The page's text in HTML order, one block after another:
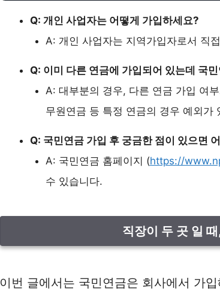
Q: 개인 사업자는 어떻게 가입하세요?
A: 개인 사업자는 지역가입자로서 직
Q: 이미 다른 연금에 가입되어 있는데 국
A: 대부분의 경우, 다른 연금 가입 여
무원연금 등 특정 연금의 경우 예외가
Q: 국민연금 가입 후 궁금한 점이 있으면
A: 국민연금 홈페이지 (https://
수 있습니다.
직장이 두 곳 일
이번 글에서는 국민연금은 회사에서 가